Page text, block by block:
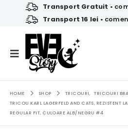
Transport Gratuit •
Transport 16 lei •
HOME SHOP TRICOURI,
TRICOURI
TRICOU KARL LAGERFELD AND CATS, REZISTENT
REGULAR FIT, CULOARE ALB/NEGRU #4